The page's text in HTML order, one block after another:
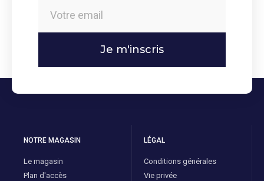
Je m'inscris
NOTRE MAGASIN
Le magasin
Plan d'accès
LÉGAL
Conditions générales
Vie privée